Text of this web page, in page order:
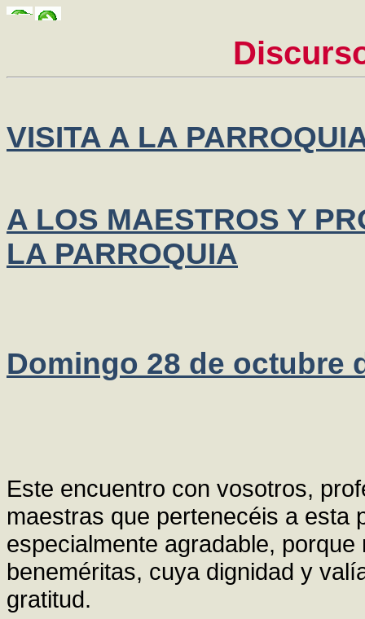
VISITA A LA
A LOS MAESTROS Y
LA PARROQUIA
Domingo 28 de octubre
Este encuentro con vosotros,
maestras que pertenecéis a esta
especialmente agradable,
beneméritas, cuya dignidad y
gratitud.